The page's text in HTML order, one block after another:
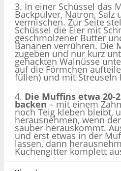
3. In einer Schüssel das
Backpulver, Natron, Salz
vermischen. Zur Seite
Schüssel die Eier mit
geschmolzener Butter
Bananen verrühren. Die
zugeben und nur kurz
gehackten Walnüsse
auf die Förmchen
füllen) und mit Streuseln
4. Die Muffins etwa 20-
backen – mit einem
noch Teig kleben bleibt,
herausnehmen, wenn
sauber herauskommt.
und erst etwas in der
lassen, dann
Kuchengitter komplett